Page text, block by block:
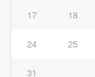
17 18
24 25
31